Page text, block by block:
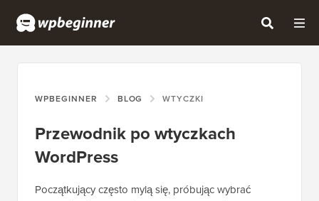
WPBEGINNER BLOG WTYCZKI
Przewodnik po wtyczkach
WordPress
Początkujący często mylą się, próbując wybrać